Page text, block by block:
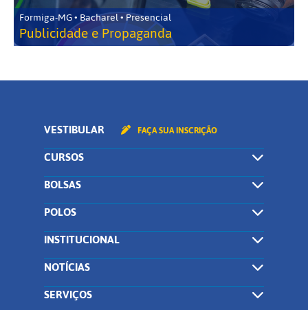
Formiga-MG • Bacharel • Presencial
Publicidade e Propaganda
VESTIBULAR FAÇA SUA INSCRIÇÃO
CURSOS
BOLSAS
POLOS
INSTITUCIONAL
NOTÍCIAS
SERVIÇOS